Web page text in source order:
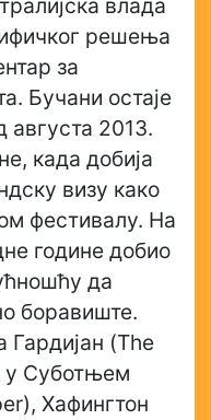
влада
решења
за
Бучани остаје
августа 2013.
када добија
визу како
фестивалу. На
године добио
да
боравиште.
Гардијан (The
у Суботњем
Хафингтон